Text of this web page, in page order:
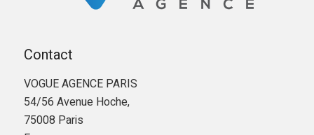
Contact
VOGUE AGENCE PARIS
54/56 Avenue Hoche,
75008 Paris